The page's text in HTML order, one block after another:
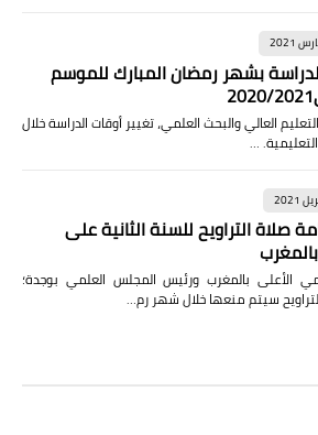
بشهر رمضان المبارك للموسم
العالي والبحث العلمي، تغيير أوقات الدراسة خلال
…
صلاة التراويح للسنة الثانية على
بالمغرب ورئيس المجلس العلمي بوجدة؛
سيتم منعها خلال شهر رم…